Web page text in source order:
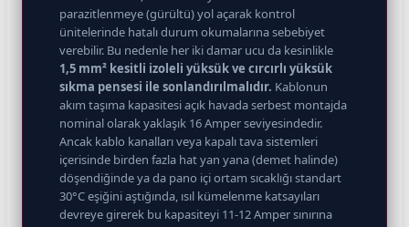
parazitlenmeye (gürültü) yol açarak kontrol
ünitelerinde hatalı durum okumalarına sebebiyet
verebilir. Bu nedenle her iki damar ucu da kesinlikle
1,5 mm² kesitli izoleli yüksük ve cırcırlı yüksük
sıkma pensesi ile sonlandırılmalıdır. Kablonun
akım taşıma kapasitesi açık havada serbest montajda
nominal olarak yaklaşık 16 Amper seviyesindedir.
Ancak kablo kanalları veya kapalı tava sistemleri
içerisinde birden fazla hat yan yana (demet halinde)
döşendiğinde ya da pano içi ortam sıcaklığı standart
30°C eşiğini aştığında, ısıl kümelenme katsayıları
devreye girerek bu kapasiteyi 11-12 Amper sınırına